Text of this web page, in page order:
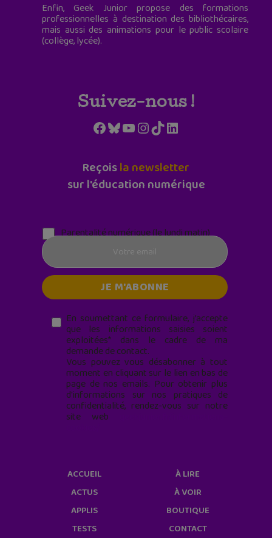
Enfin, Geek Junior propose des formations
professionnelles à destination des bibliothécaires,
mais aussi des animations pour le public scolaire
(collège, lycée).
Suivez-nous !
Facebook
Bluesky
YouTube
Instagram
TikTokLinkedIn
Reçoisla newsletter
sur l'éducation numérique
Parentalité numérique (le lundi matin)
En soumettant ce formulaire, j’accepte
que les informations saisies soient
exploitées* dans le cadre de ma
demande de contact.
Vous pouvez vous désabonner à tout
moment en cliquant sur le lien en bas de
page de nos emails. Pour obtenir plus
d'informations sur nos pratiques de
confidentialité, rendez-vous sur notre
site web
ACCUEIL
ACTUS
APPLIS
TESTS
À LIRE
À VOIR
BOUTIQUE
CONTACT